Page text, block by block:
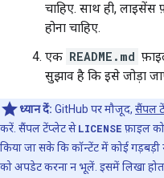
चाहिए. साथ ही, लाइसेंस
होना चाहिए.
एक README.md
सुझाव है कि इसे जोड़ा
ध्यान दें: GitHub पर मौजूद, सैंपल
करें. सैंपल टेंप्लेट सेLICENSE फ़ाइल
किया जा सके कि कॉन्टेंट में कोई गड़बड़ी
को अपडेट करना न भूलें. इसमें लिखा